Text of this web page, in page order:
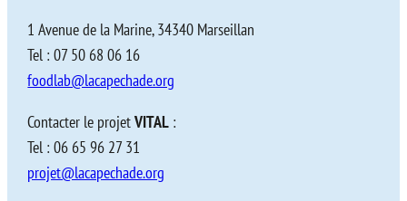
1 Avenue de la Marine, 34340 Marseillan
Tel : 07 50 68 06 16
foodlab@lacapechade.org
Contacter le projetVITAL :
Tel : 06 65 96 27 31
projet@lacapechade.org